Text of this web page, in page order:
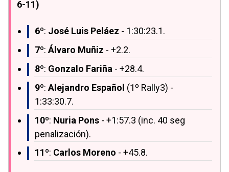
6-11)
6º: José Luis Peláez - 1:30:23.1.
7º:Álvaro Muñiz - +2.2.
8º: Gonzalo Fariña - +28.4.
9º: Alejandro Español (1º Rally3) -
1:33:30.7.
10º: Nuria Pons - +1:57.3 (inc. 40 seg
penalización).
11º: Carlos Moreno - +45.8.